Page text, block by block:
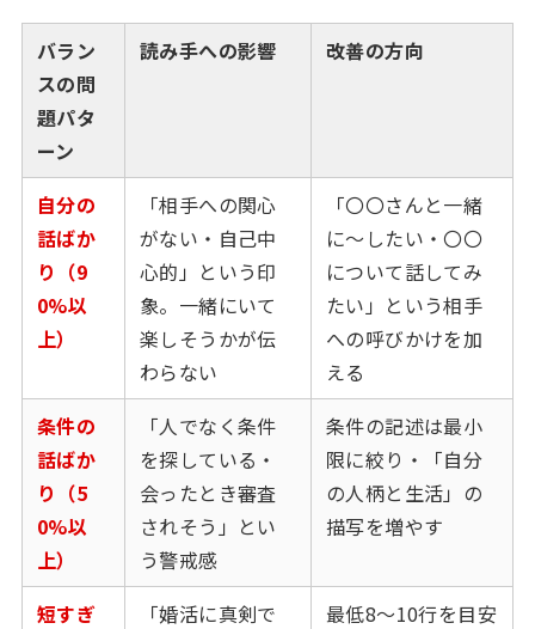
バラン
スの問
題パタ
ーン
読み手への影響 改善の方向
自分の
話ばか
り（9
0%以
上）
「相手への関心
がない・自己中
心的」という印
象。一緒にいて
楽しそうかが伝
わらない
「〇〇さんと一緒
に〜したい・〇〇
について話してみ
たい」という相手
への呼びかけを加
える
条件の
話ばか
り（5
0%以
上）
「人でなく条件
を探している・
会ったとき審査
されそう」とい
う警戒感
条件の記述は最小
限に絞り・「自分
の人柄と生活」の
描写を増やす
短すぎ
「婚活に真剣で
最低8〜10行を目安